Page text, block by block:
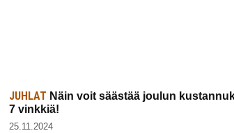
JUHLAT Näin voit säästää joulun
7 vinkkiä!
25.11.2024